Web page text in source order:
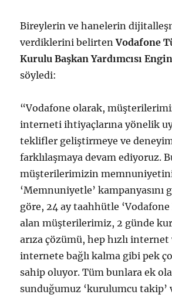
Bireylerin ve hanelerin
verdiklerini belirtenVodafone
Kurulu Başkan Yardımcısı
söyledi:
“Vodafone olarak,
interneti ihtiyaçlarına yönelik
teklifler geliştirmeye ve
farklılaşmaya devam ediyoruz.
müşterilerimizin
‘Memnuniyetle’ kampanyasını
göre, 24 ay taahhütle
alan müşterilerimiz, 2 günde
arıza çözümü, hep hızlı
internete bağlı kalma gibi pek
sahip oluyor. Tüm bunlara ek
sunduğumuz ‘kurulumcu takip’